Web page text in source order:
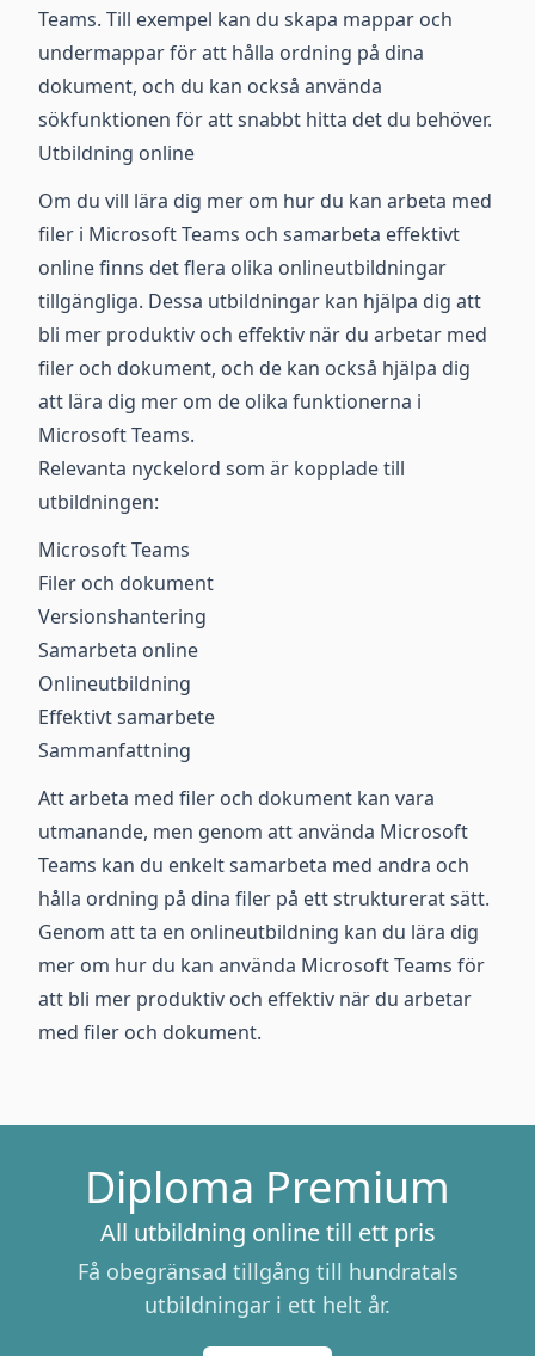
Teams. Till exempel kan du skapa mappar och
undermappar för att hålla ordning på dina
dokument, och du kan också använda
sökfunktionen för att snabbt hitta det du behöver.
Utbildning online
Om du vill lära dig mer om hur du kan arbeta med
filer i Microsoft Teams och samarbeta effektivt
online finns det flera olika onlineutbildningar
tillgängliga. Dessa utbildningar kan hjälpa dig att
bli mer produktiv och effektiv när du arbetar med
filer och dokument, och de kan också hjälpa dig
att lära dig mer om de olika funktionerna i
Microsoft Teams.
Relevanta nyckelord som är kopplade till
utbildningen:
Microsoft Teams
Filer och dokument
Versionshantering
Samarbeta online
Onlineutbildning
Effektivt samarbete
Sammanfattning
Att arbeta med filer och dokument kan vara
utmanande, men genom att använda Microsoft
Teams kan du enkelt samarbeta med andra och
hålla ordning på dina filer på ett strukturerat sätt.
Genom att ta en onlineutbildning kan du lära dig
mer om hur du kan använda Microsoft Teams för
att bli mer produktiv och effektiv när du arbetar
med filer och dokument.
Diploma Premium
All utbildning online till ett pris
Få obegränsad tillgång till hundratals
utbildningar i ett helt år.